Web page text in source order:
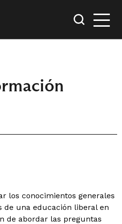
los conocimientos generales
de una educación liberal en
de abordar las preguntas